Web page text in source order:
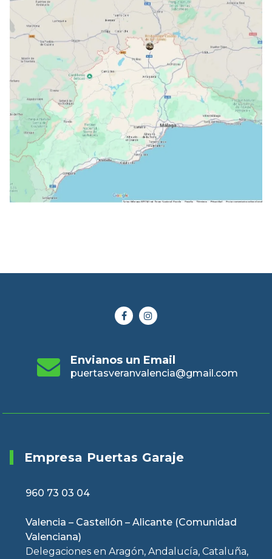
Envianos un Email
puertasveranvalencia@gmail.com
Empresa Puertas Garaje
960 73 03 04
Valencia – Castellón – Alicante (Comunidad
Valenciana)
Delegaciones en Aragón, Andalucía, Cataluña,